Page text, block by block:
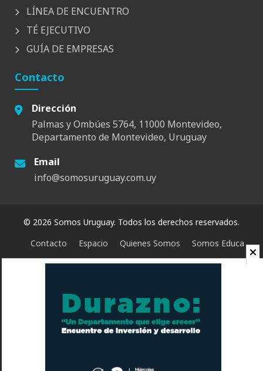
LÍNEA DE ENCUENTRO
TÉ EJECUTIVO
GUÍA DE EMPRESAS
Contacto
Dirección
Palmas y Ombúes 5764, 11000 Montevideo,
Departamento de Montevideo, Uruguay
Email
info@somosuruguay.com.uy
© 2026 Somos Uruguay. Todos los derechos reservados.
Contacto
Espacio Quienes Somos Somos Educa